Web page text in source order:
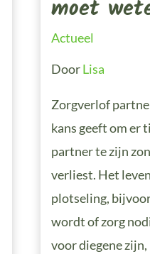
moet
Actueel
DoorLisa
Zorgverlof
kans geeft om er
partner te zijn
verliest. Het
plotseling,
wordt of zorg
voor diegene